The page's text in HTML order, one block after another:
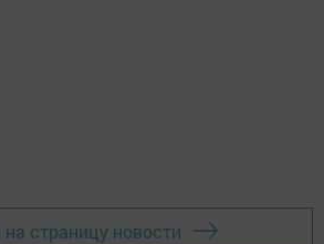
на страницу новости